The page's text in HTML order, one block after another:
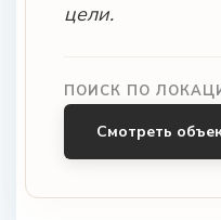
цели.
ПОИСК ПО
Смотреть